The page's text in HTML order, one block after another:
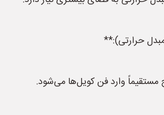
وارد فن کویل‌ها می‌شود.